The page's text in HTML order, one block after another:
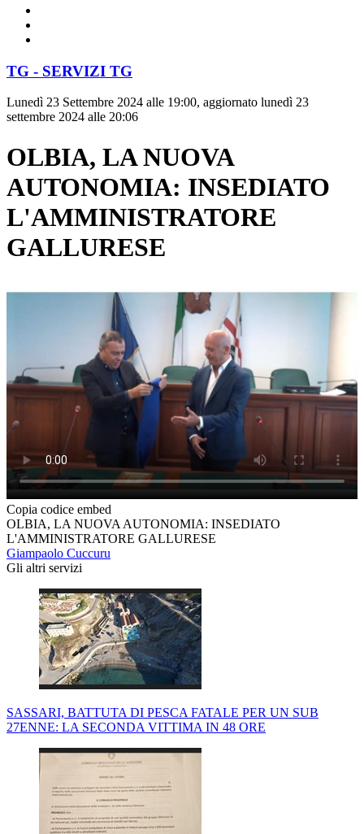
TG - SERVIZI TG
Lunedì 23 Settembre 2024 alle 19:00, aggiornato lunedì 23
settembre 2024 alle 20:06
OLBIA, LA NUOVA
AUTONOMIA: INSEDIATO
L'AMMINISTRATORE
GALLURESE
Copia codice embed
OLBIA, LA NUOVA AUTONOMIA: INSEDIATO
L'AMMINISTRATORE GALLURESE
Giampaolo Cuccuru
Gli altri servizi
SASSARI, BATTUTA DI PESCA FATALE PER UN SUB
27ENNE: LA SECONDA VITTIMA IN 48 ORE